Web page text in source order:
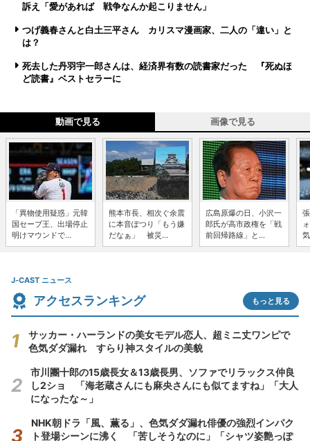
訴え「愛があれば 戦争なんか起こりません」
つげ義春さんと白土三平さん カリスマ漫画家、二人の「違い」と
は？
死去した丹羽宇一郎さんは、経済界有数の読書家だった 『死ぬほ
ど読書』ベストセラーに
動画で見る 画像で見る
「異物使用疑惑」元韓
国セーブ王、出場停止
明けマウンドで...
熊本市長、相次ぐ余震
に本音ぽつり「もう嫌
だなぁ」 被災...
広島原爆の日、小沢一
郎氏が高市政権を「戦
前回帰路線」と...
J-CAST ニュース
アクセスランキング もっと見る
サッカー・ハーランドの美女モデル恋人、超ミニ丈ワンピで
色気ダダ漏れ すらり神スタイルの美貌
市川團十郎の15歳長女＆13歳長男、ソファでリラックス仲良
し2ショ 「海老蔵さんにも麻央さんにも似てますね」「大人
になったな～」
NHK朝ドラ「風、薫る」、色気ダダ漏れ俳優の強烈インパク
ト登場シーンに沸く 「苦しそうなのに」「シャツ姿艶っぽ